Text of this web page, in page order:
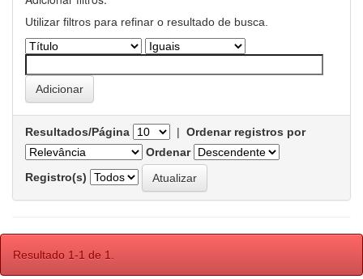
Utilizar filtros para refinar o resultado de busca.
Resultados/Página | Ordenar registros por
Ordenar
Registro(s)
Resultado 1-1 de 1.